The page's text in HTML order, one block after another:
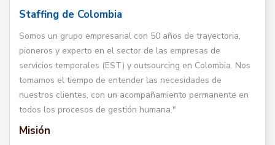
Staffing de Colombia
Somos un grupo empresarial con 50 años de trayectoria,
pioneros y experto en el sector de las empresas de
servicios temporales (EST) y outsourcing en Colombia. Nos
tomamos el tiempo de entender las necesidades de
nuestros clientes, con un acompañamiento permanente en
todos los procesos de gestión humana."
Misión